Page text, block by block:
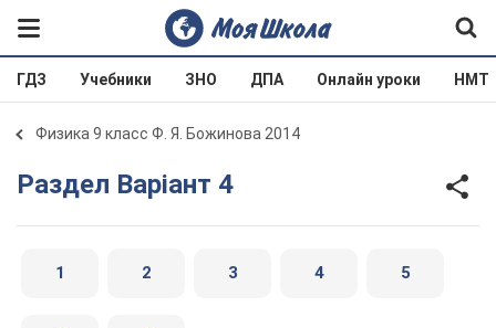
ГДЗ Учебники ЗНО ДПА Онлайн уроки НМТ
Физика 9 класс Ф. Я. Божинова 2014
Раздел Варіант 4
1 2 3 4 5